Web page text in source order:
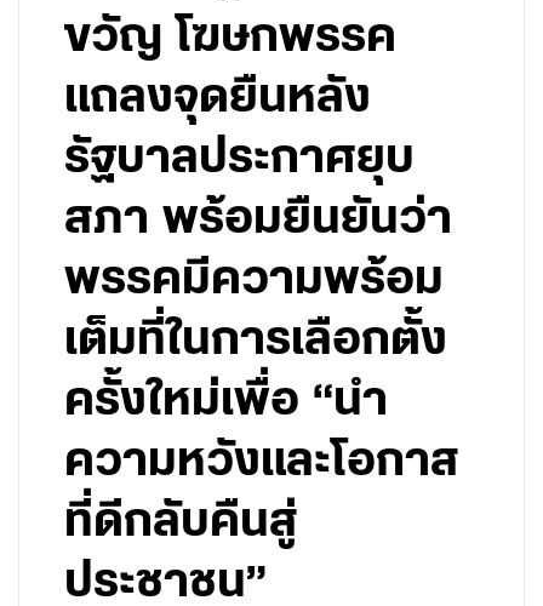
ขวัญ โฆษกพรรค
แถลงจุดยืนหลัง
รัฐบาลประกาศยุบ
สภา พร้อมยืนยันว่า
พรรคมีความพร้อม
เต็มที่ในการเลือกตั้ง
ครั้งใหม่เพื่อ “นำ
ความหวังและโอกาส
ที่ดีกลับคืนสู่
ประชาชน”